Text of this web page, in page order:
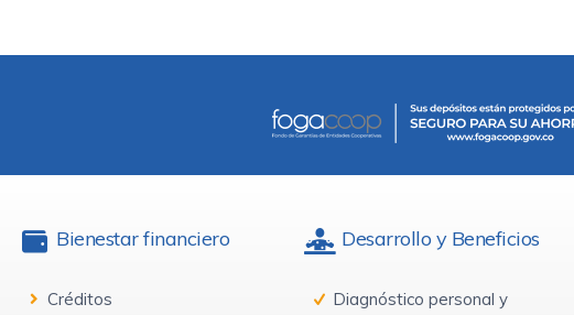
Bienestar financiero
Créditos
Desarrollo y Beneficios
Diagnóstico personal y